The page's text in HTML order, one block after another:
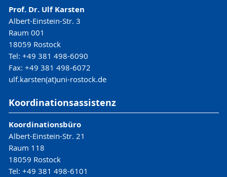
Prof. Dr. Ulf Karsten
Albert-Einstein-Str. 3
Raum 001
18059 Rostock
Tel: +49 381 498-6090
Fax: +49 381 498-6072
ulf.karsten(at)uni-rostock.de
Koordinationsassistenz
Koordinationsbüro
Albert-Einstein-Str. 21
Raum 118
18059 Rostock
Tel: +49 381 498-6101